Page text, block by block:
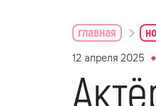
главная
12 апреля 2025